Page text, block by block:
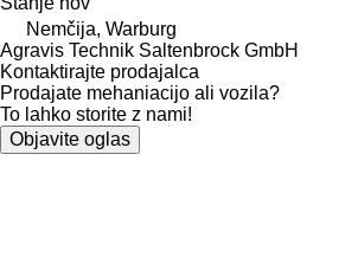
Nemčija, Warburg
Agravis Technik Saltenbrock GmbH
Kontaktirajte prodajalca
Prodajate mehaniacijo ali vozila?
To lahko storite z nami!
Objavite oglas